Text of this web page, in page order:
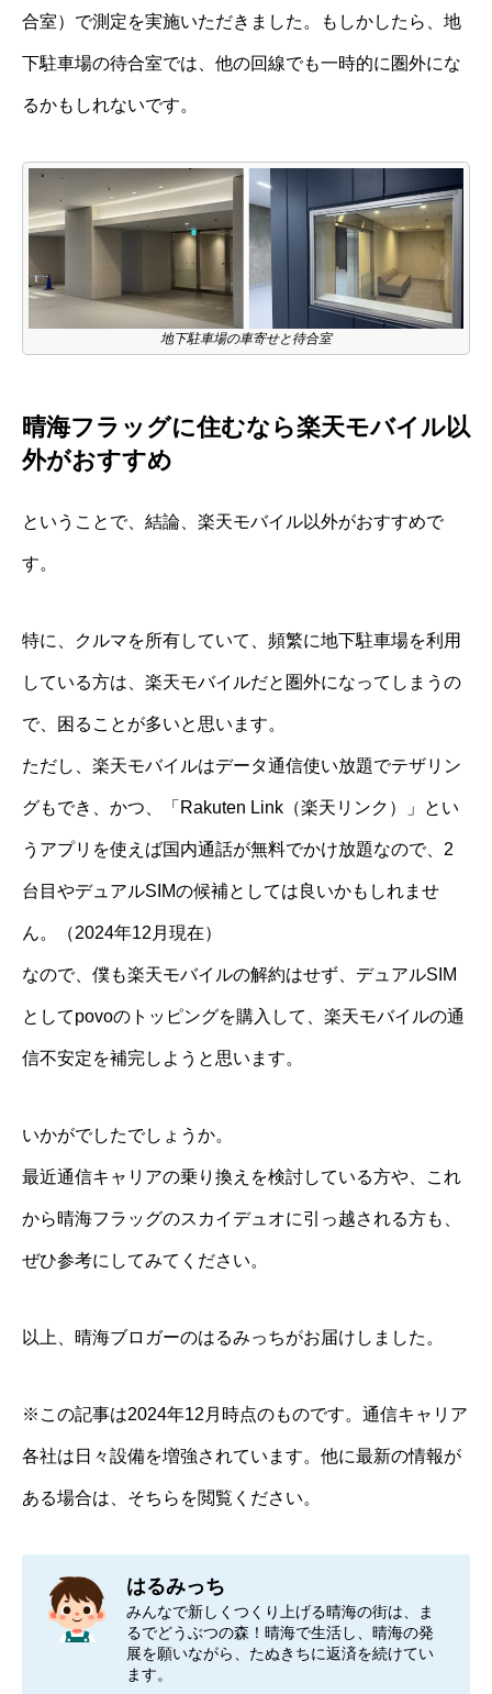
合室）で測定を実施いただきました。もしかしたら、地
下駐車場の待合室では、他の回線でも一時的に圏外にな
るかもしれないです。
地下駐車場の車寄せと待合室
晴海フラッグに住むなら楽天モバイル以
外がおすすめ
ということで、結論、楽天モバイル以外がおすすめで
す。
特に、クルマを所有していて、頻繁に地下駐車場を利用
している方は、楽天モバイルだと圏外になってしまうの
で、困ることが多いと思います。
ただし、楽天モバイルはデータ通信使い放題でテザリン
グもでき、かつ、「Rakuten Link（楽天リンク）」とい
うアプリを使えば国内通話が無料でかけ放題なので、2
台目やデュアルSIMの候補としては良いかもしれませ
ん。（2024年12月現在）
なので、僕も楽天モバイルの解約はせず、デュアルSIM
としてpovoのトッピングを購入して、楽天モバイルの通
信不安定を補完しようと思います。
いかがでしたでしょうか。
最近通信キャリアの乗り換えを検討している方や、これ
から晴海フラッグのスカイデュオに引っ越される方も、
ぜひ参考にしてみてください。
以上、晴海ブロガーのはるみっちがお届けしました。
※この記事は2024年12月時点のものです。通信キャリア
各社は日々設備を増強されています。他に最新の情報が
ある場合は、そちらを閲覧ください。
はるみっち
みんなで新しくつくり上げる晴海の街は、ま
るでどうぶつの森！晴海で生活し、晴海の発
展を願いながら、たぬきちに返済を続けてい
ます。